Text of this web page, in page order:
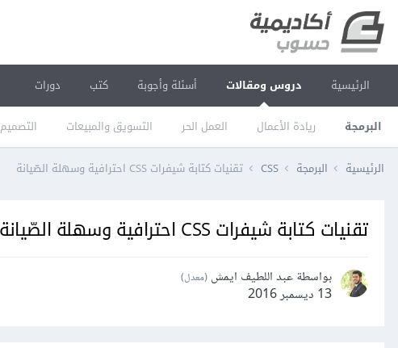
الرئيسية دروس ومقالات
البرمجة ريادة الأعمال العمل الحر التسويق والمبيعات التصميم
أسئلة وأجوبة كتب دورات
الرئيسية البرمجة CSS تقنيات كتابة شيفرات CSS احترافية وسهلة الصّيانة
تقنيات كتابة شيفرات CSS احترافية وسهلة الصّيانة
بواسطة عبد اللطيف ايمش (معدل)
13 ديسمبر 2016